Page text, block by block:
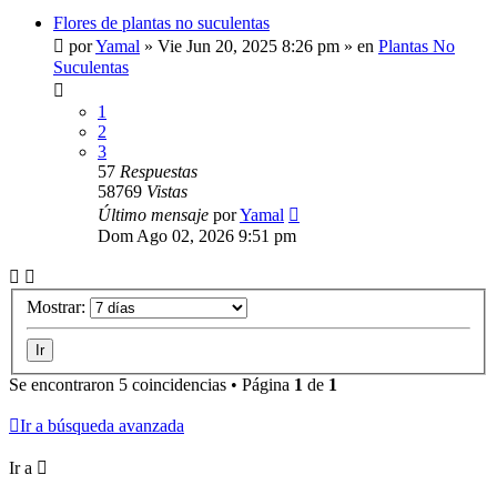
Flores de plantas no suculentas
porYamal » Vie Jun 20, 2025 8:26 pm » en Plantas No
Suculentas
1
2
3
57 Respuestas
58769 Vistas
Último mensaje porYamal
Dom Ago 02, 2026 9:51 pm
Mostrar:
Se encontraron 5 coincidencias • Página 1 de 1
Ir a búsqueda avanzada
Ir a